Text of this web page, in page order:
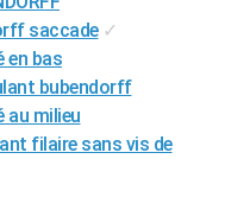
saccade ✓
en bas
bubendorff
au milieu
filaire sans vis de